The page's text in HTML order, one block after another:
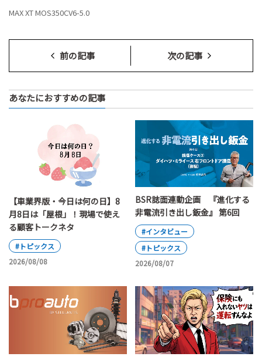
MAX XT MOS350CV6-5.0
前の記事 次の記事
あなたにおすすめの記事
【車業界版・今日は何の日】8
月8日は「屋根」！現場で使え
る顧客トークネタ
#トピックス
2026/08/08
BSR誌面連動企画 『進化する
非電流引き出し鈑金』 第6回
#インタビュー
#トピックス
2026/08/07